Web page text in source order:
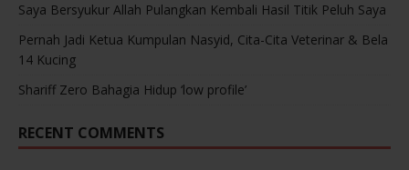
Saya Bersyukur Allah Pulangkan Kembali Hasil Titik Peluh Saya
Pernah Jadi Ketua Kumpulan Nasyid, Cita-Cita Veterinar & Bela
14 Kucing
Shariff Zero Bahagia Hidup ‘low profile’
RECENT COMMENTS